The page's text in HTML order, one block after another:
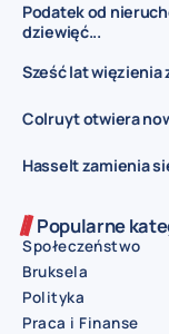
Podatek od
dziewięć...
Sześć lat więzienia
Colruyt otwiera
Hasselt zamienia
Popularne
Społeczeństwo
Bruksela
Polityka
Praca i Finanse